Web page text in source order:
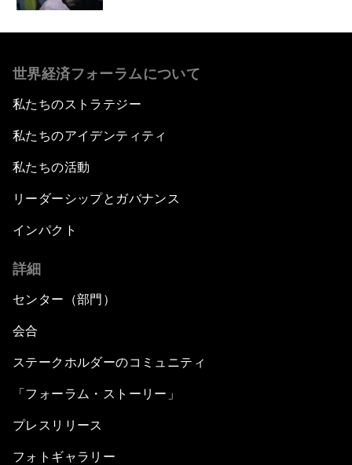
世界経済フォーラムについて
私たちのストラテジー
私たちのアイデンティティ
私たちの活動
リーダーシップとガバナンス
インパクト
詳細
センター（部門）
会合
ステークホルダーのコミュニティ
「フォーラム・ストーリー」
プレスリリース
フォトギャラリー